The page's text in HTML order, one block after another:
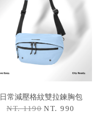
日常減壓格紋雙拉鍊胸包
NT. 1190 NT. 990